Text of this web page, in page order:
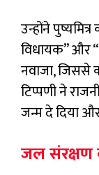
उन्होंने
विधायक” और
नवाजा, जिससे
टिप्पणी ने
जन्म दे दिया
जल